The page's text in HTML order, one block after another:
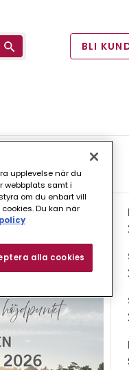
BLI
upplevelse när du
webbplats samt i
om du enbart vill
Du kan när
alla cookies